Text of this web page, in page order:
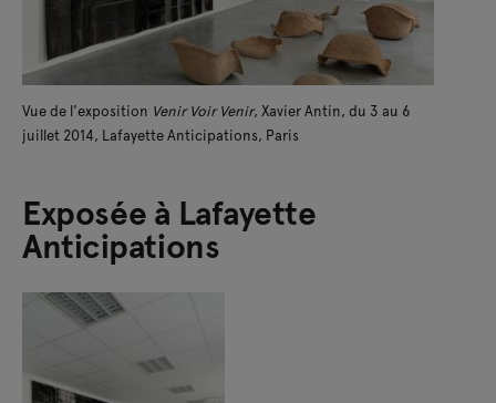
Vue de l'exposition Venir Voir Venir, Xavier Antin, du 3 au 6
juillet 2014, Lafayette Anticipations, Paris
Exposée à Lafayette
Anticipations